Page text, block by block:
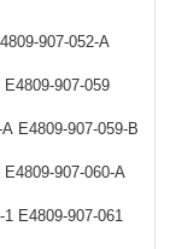
907-052-A
E4809-907-059
A E4809-907-059-B
E4809-907-060-A
1 E4809-907-061